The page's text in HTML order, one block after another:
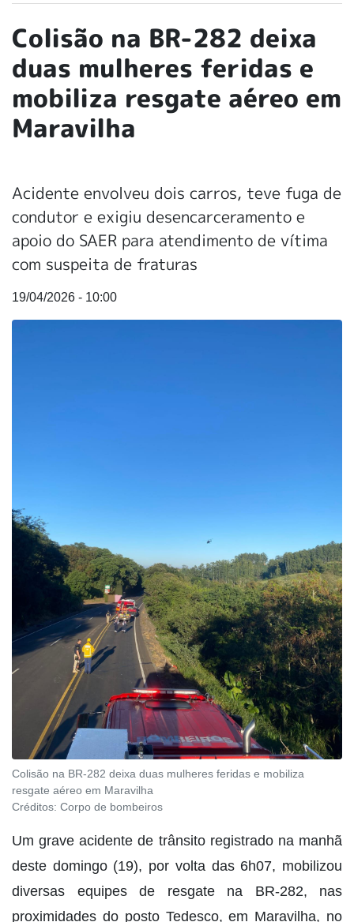
Colisão na BR-282 deixa
duas mulheres feridas e
mobiliza resgate aéreo em
Maravilha
Acidente envolveu dois carros, teve fuga de
condutor e exigiu desencarceramento e
apoio do SAER para atendimento de vítima
com suspeita de fraturas
19/04/2026 - 10:00
Colisão na BR-282 deixa duas mulheres feridas e mobiliza
resgate aéreo em Maravilha
Créditos: Corpo de bombeiros
Um grave acidente de trânsito registrado na manhã
deste domingo (19), por volta das 6h07, mobilizou
diversas equipes de resgate na BR-282, nas
proximidades do posto Tedesco, em Maravilha, no